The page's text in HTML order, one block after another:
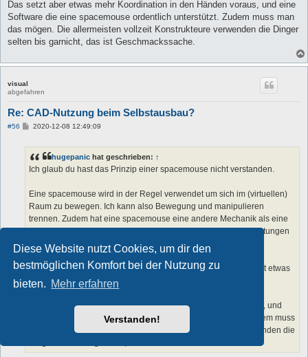
Diese Website nutzt Cookies, um dir den
bestmöglichen Komfort bei der Nutzung zu
bieten. Mehr erfahren
Verstanden!
Das setzt aber etwas mehr Koordination in den Händen voraus, und eine
Software die eine spacemouse ordentlich unterstützt. Zudem muss man
das mögen. Die allermeisten vollzeit Konstrukteure verwenden die Dinger
selten bis garnicht, das ist Geschmackssache.
visual
abgefahren
Re: CAD-Nutzung beim Selbstausbau?
#56
B
r
a
2020-12-08 12:49:09
hugepanic hat geschrieben: ↑
Ich glaub du hast das Prinzip einer spacemouse nicht verstanden.
Eine spacemouse wird in der Regel verwendet um sich im (virtuellen)
Raum zu bewegen. Ich kann also Bewegung und manipulieren
trennen. Zudem hat eine spacemouse eine andere Mechanik als eine
normale Maus. Den "Griff" der spacemouse kannst du in 3 Richtungen
verschieben und zugleich um 3 richtung drehen.
Man hat also beide Hände an den beiden Mäusen und ist damit etwas
effizienter beim arbeiten.
Das setzt aber etwas mehr Koordination in den Händen voraus, und
eine Software die eine spacemouse ordentlich unterstützt. Zudem muss
man das mögen. Die allermeisten vollzeit Konstrukteure verwenden die